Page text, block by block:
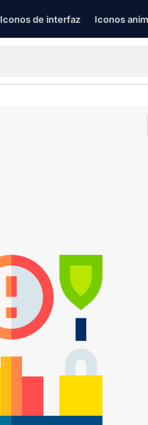
Iconos de interfaz Iconos